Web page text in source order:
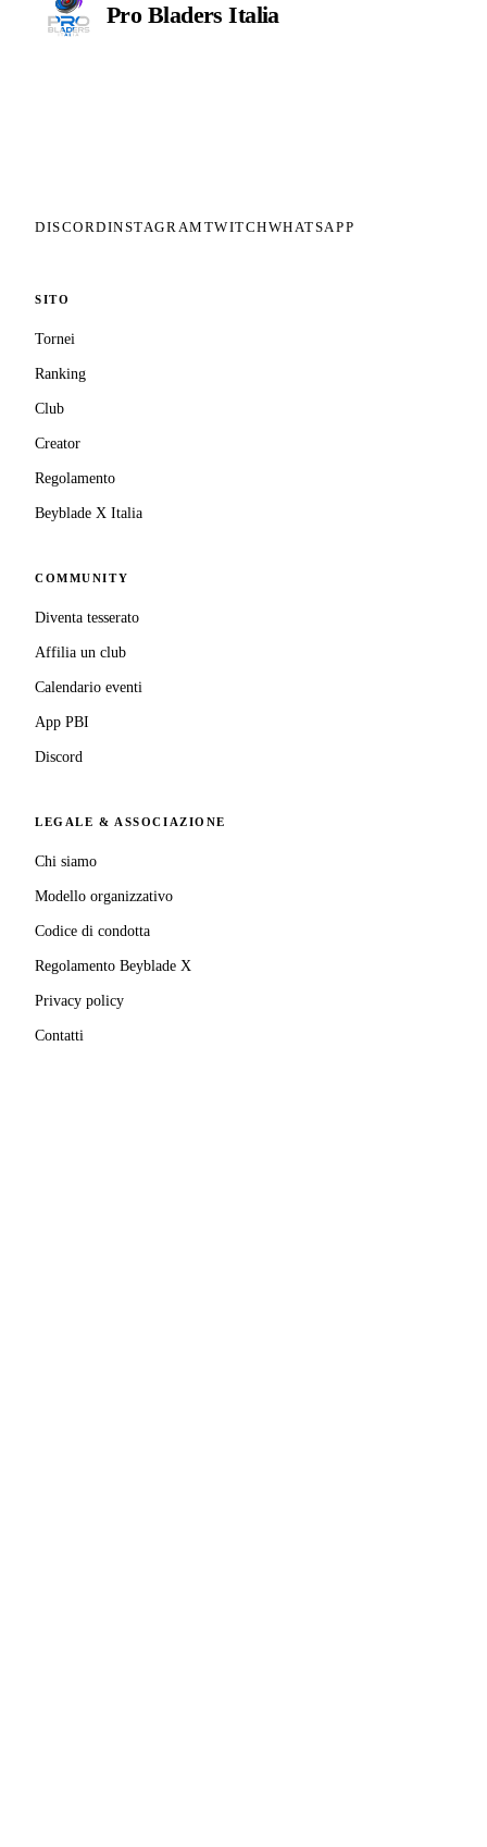
Pro BladersItalia
DISCORDINSTAGRAM TWITCHWHATSAPP
SITO
Tornei
Ranking
Club
Creator
Regolamento
Beyblade X Italia
COMMUNITY
Diventa tesserato
Affilia un club
Calendario eventi
App PBI
Discord
LEGALE & ASSOCIAZIONE
Chi siamo
Modello organizzativo
Codice di condotta
Regolamento Beyblade X
Privacy policy
Contatti